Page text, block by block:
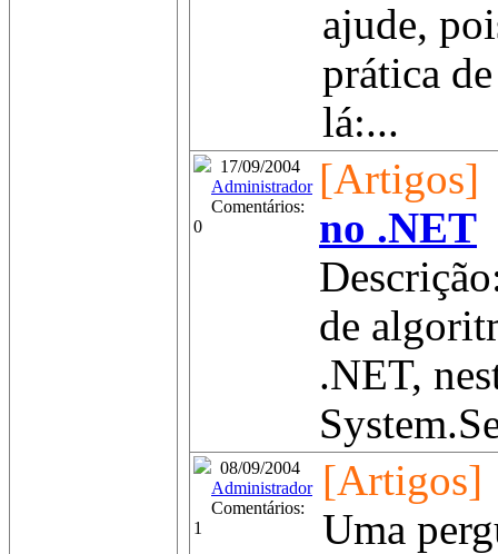
ajude,
prática
lá:...
17/09/2004
Administrador
Comentários:
0
[Artigos]
no .NET
de
.NET,
08/09/2004
Administrador
Comentários:
1
[Artigos]
Uma